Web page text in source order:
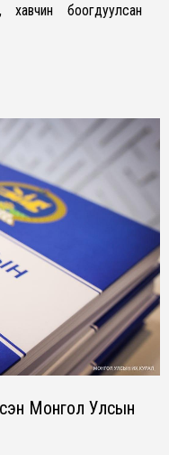
хавчин боогдуулсан
Монгол Улсын